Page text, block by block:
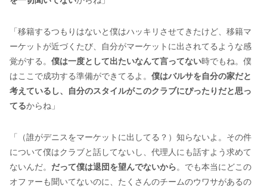
「移籍するつもりはないと僕はハッキリさせてきたけど、移籍マ
ーケットが近づくたび、自分がマーケットに出されてるような感
覚がする。 僕は一度として出たいなんて言ってない時でもね。僕
はここで成功する準備ができてるよ。 僕はバルサを自分の家だと
考えているし、自分のスタイルがこのクラブにぴったりだと思っ
てるからね」
「（誰がデニスをマーケットに出してる？）知らないよ。その件
について僕はクラブと話してないし、代理人にも話すよう求めて
ないんだ。 だって僕は退団を望んでないから。でも本当にどこの
オファーも聞いてないのに、たくさんのチームのウワサがあるの